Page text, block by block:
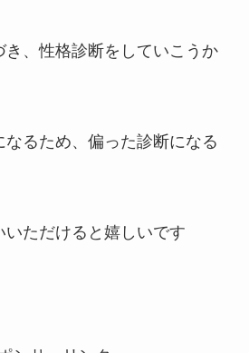
き、性格診断をしていこうか
るため、偏った診断になる
ただけると嬉しいです